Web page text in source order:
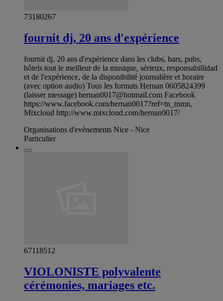
73180267
fournit dj, 20 ans d'expérience
fournit dj, 20 ans d'expérience dans les clubs, bars, pubs,
hôtels tout le meilleur de la musique, sérieux, responsabillidad
et de l'expérience, de la disponibilité journalière et horaire
(avec option audio) Tous les formats Hernan 0605824399
(laisser message) hernan0017@hotmail.com Facebook
https://www.facebook.com/hernan0017?ref=tn_tnmn,
Mixcloud http://www.mixcloud.com/hernan0017/
Organisations d'evènements Nice - Nice
Particulier
67118512
VIOLONISTE polyvalente
cérémonies, mariages etc.